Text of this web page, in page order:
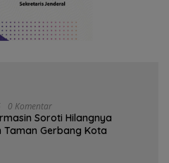
0 Komentar
Soroti Hilangnya
Taman Gerbang Kota